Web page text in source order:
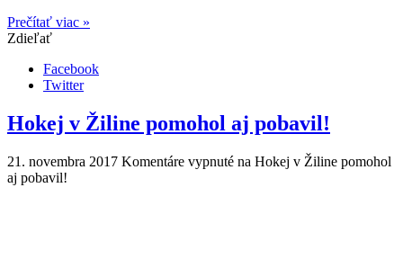
Prečítať viac »
Zdieľať
Facebook
Twitter
Hokej v Žiline pomohol aj pobavil!
21. novembra 2017 Komentáre vypnuté na Hokej v Žiline pomohol
aj pobavil!